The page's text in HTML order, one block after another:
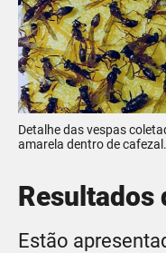
Detalhe das vespas
amarela dentro de cafezal.
Resultados
Estão